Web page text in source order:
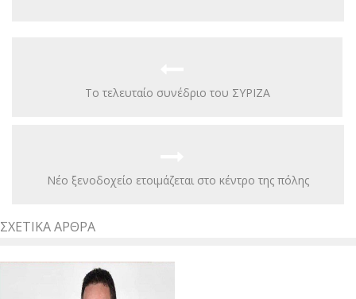
Το τελευταίο συνέδριο του ΣΥΡΙΖΑ
Νέο ξενοδοχείο ετοιμάζεται στο κέντρο της πόλης
ΣΧΕΤΙΚΆ ΆΡΘΡΑ